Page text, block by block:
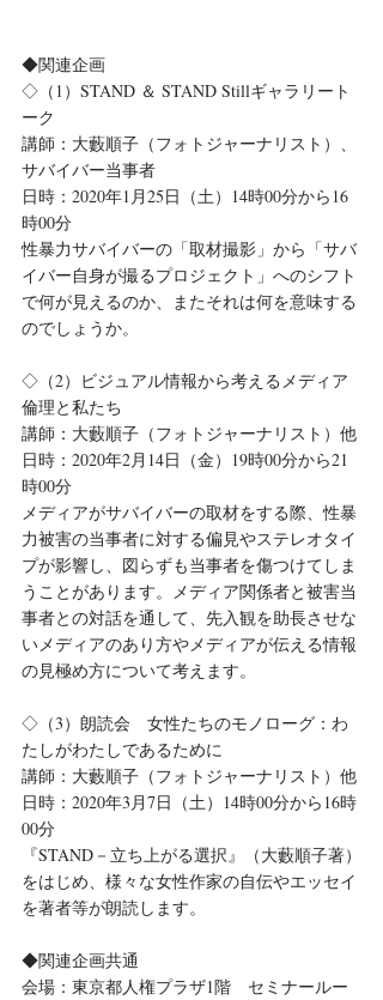
◆関連企画
◇（1）STAND ＆ STAND Stillギャラリート
ーク
講師：大藪順子（フォトジャーナリスト）、
サバイバー当事者
日時：2020年1月25日（土）14時00分から16
時00分
性暴力サバイバーの「取材撮影」から「サバ
イバー自身が撮るプロジェクト」へのシフト
で何が見えるのか、またそれは何を意味する
のでしょうか。
◇（2）ビジュアル情報から考えるメディア
倫理と私たち
講師：大藪順子（フォトジャーナリスト）他
日時：2020年2月14日（金）19時00分から21
時00分
メディアがサバイバーの取材をする際、性暴
力被害の当事者に対する偏見やステレオタイ
プが影響し、図らずも当事者を傷つけてしま
うことがあります。メディア関係者と被害当
事者との対話を通して、先入観を助長させな
いメディアのあり方やメディアが伝える情報
の見極め方について考えます。
◇（3）朗読会　女性たちのモノローグ：わ
たしがわたしであるために
講師：大藪順子（フォトジャーナリスト）他
日時：2020年3月7日（土）14時00分から16時
00分
『STAND－立ち上がる選択』（大藪順子著）
をはじめ、様々な女性作家の自伝やエッセイ
を著者等が朗読します。
◆関連企画共通
会場：東京都人権プラザ1階　セミナールー